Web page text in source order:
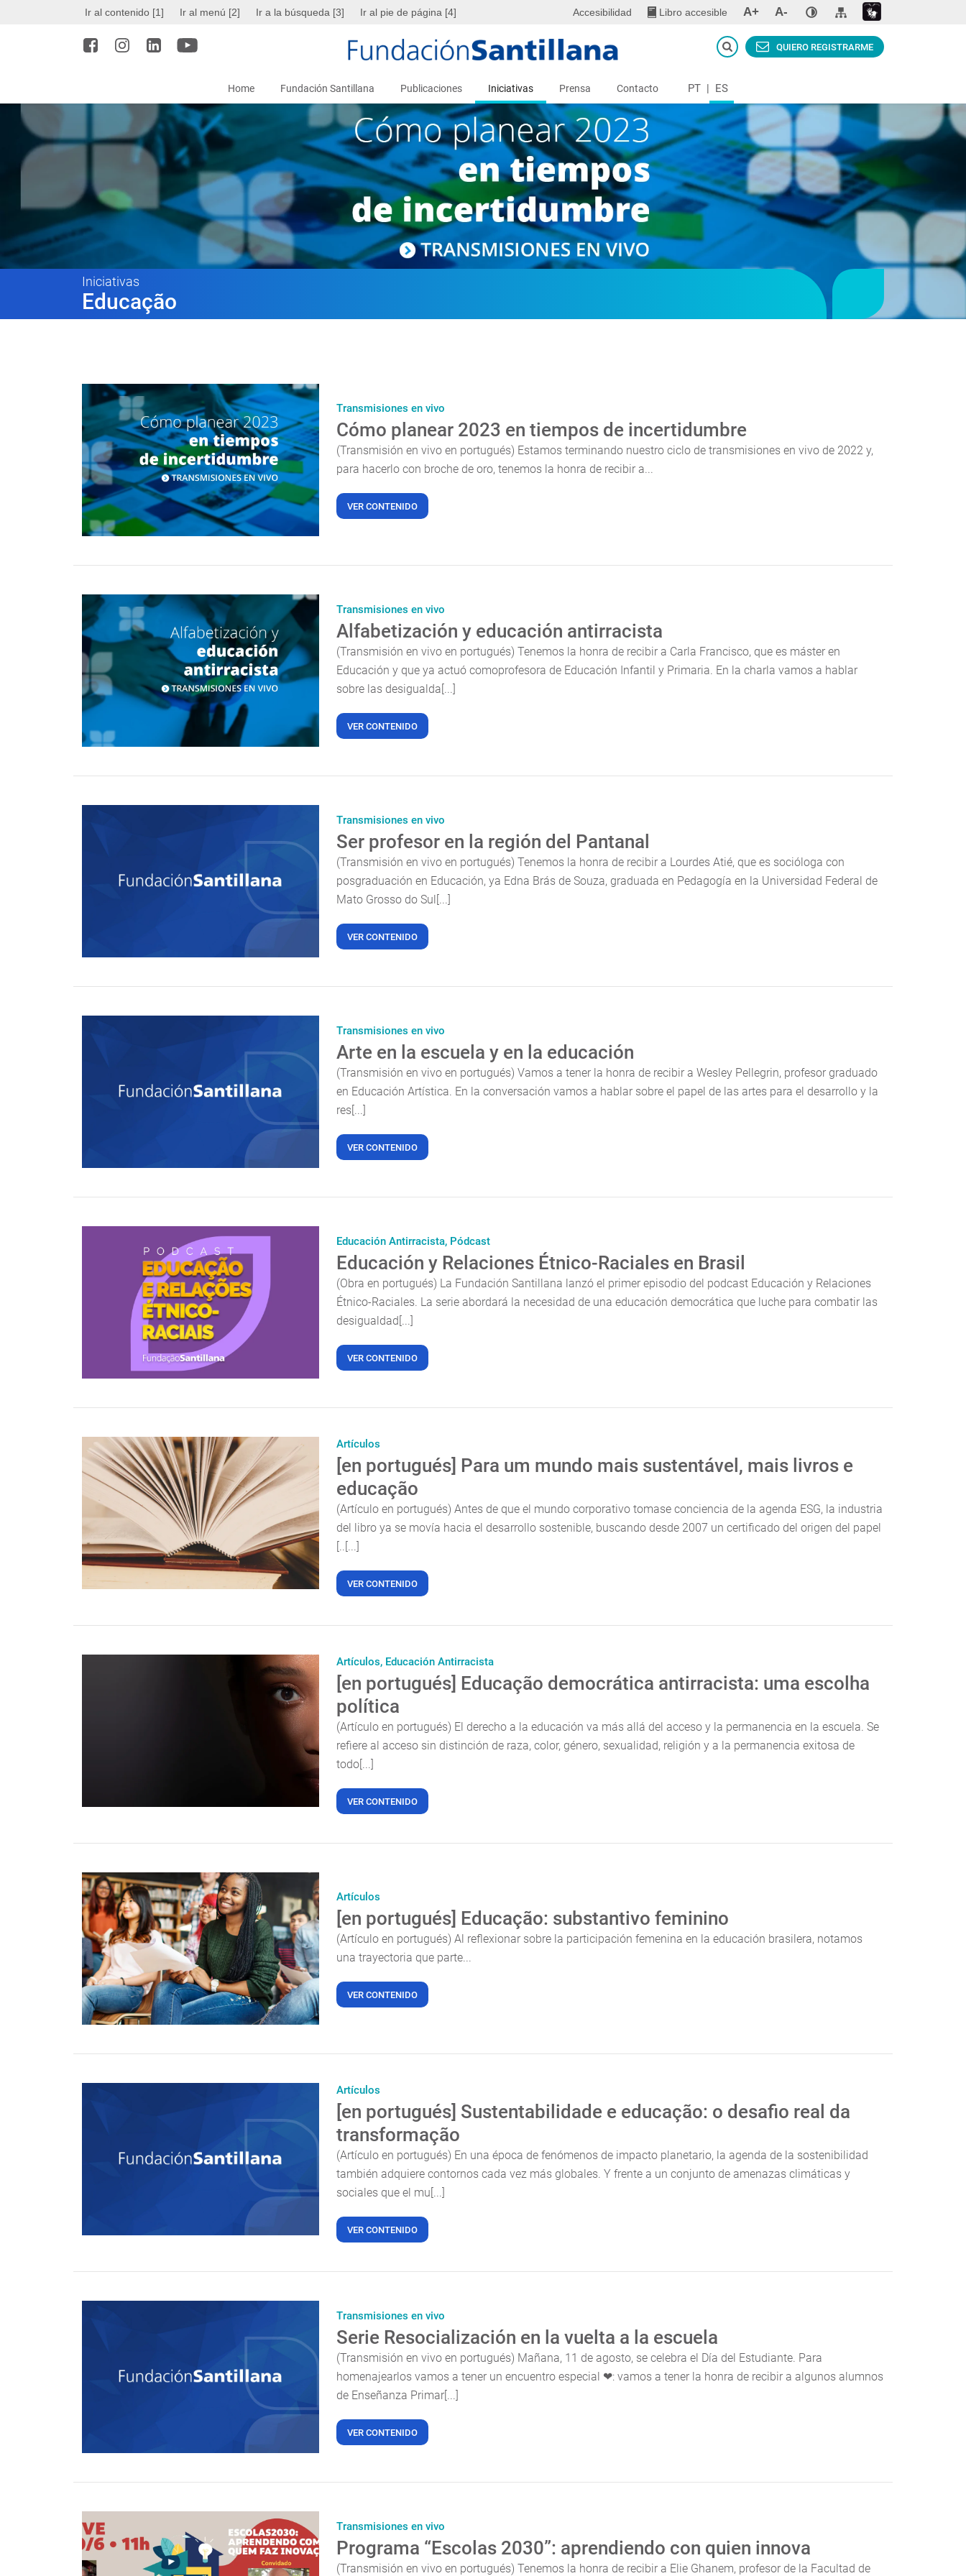
Ir al contenido [1] Ir al menú [2] Ir a la búsqueda [3] Ir al pie de página [4] Accesibilidad Libro accesible A+ A-
Home Fundación Santillana Publicaciones Iniciativas Prensa Contacto PT | ES
QUIERO REGISTRARME
Iniciativas
Educação
Transmisiones en vivo
Cómo planear 2023 en tiempos de incertidumbre
(Transmisión en vivo en portugués) Estamos terminando nuestro ciclo de transmisiones en vivo de 2022 y,
para hacerlo con broche de oro, tenemos la honra de recibir a...
VER CONTENIDO
Transmisiones en vivo
Alfabetización y educación antirracista
(Transmisión en vivo en portugués) Tenemos la honra de recibir a Carla Francisco, que es máster en
Educación y que ya actuó comoprofesora de Educación Infantil y Primaria. En la charla vamos a hablar
sobre las desigualda[...]
VER CONTENIDO
Transmisiones en vivo
Ser profesor en la región del Pantanal
(Transmisión en vivo en portugués) Tenemos la honra de recibir a Lourdes Atié, que es socióloga con
posgraduación en Educación, ya Edna Brás de Souza, graduada en Pedagogía en la Universidad Federal de
Mato Grosso do Sul[...]
VER CONTENIDO
Transmisiones en vivo
Arte en la escuela y en la educación
(Transmisión en vivo en portugués) Vamos a tener la honra de recibir a Wesley Pellegrin, profesor graduado
en Educación Artística. En la conversación vamos a hablar sobre el papel de las artes para el desarrollo y la
res[...]
VER CONTENIDO
Educación Antirracista, Pódcast
Educación y Relaciones Étnico-Raciales en Brasil
(Obra en portugués) La Fundación Santillana lanzó el primer episodio del podcast Educación y Relaciones
Étnico-Raciales. La serie abordará la necesidad de una educación democrática que luche para combatir las
desigualdad[...]
VER CONTENIDO
Artículos
[en portugués] Para um mundo mais sustentável, mais livros e
educação
(Artículo en portugués) Antes de que el mundo corporativo tomase conciencia de la agenda ESG, la industria
del libro ya se movía hacia el desarrollo sostenible, buscando desde 2007 un certificado del origen del papel
[..[...]
VER CONTENIDO
Artículos, Educación Antirracista
[en portugués] Educação democrática antirracista: uma escolha
política
(Artículo en portugués) El derecho a la educación va más allá del acceso y la permanencia en la escuela. Se
refiere al acceso sin distinción de raza, color, género, sexualidad, religión y a la permanencia exitosa de
todo[...]
VER CONTENIDO
Artículos
[en portugués] Educação: substantivo feminino
(Artículo en portugués) Al reflexionar sobre la participación femenina en la educación brasilera, notamos
una trayectoria que parte...
VER CONTENIDO
Artículos
[en portugués] Sustentabilidade e educação: o desafio real da
transformação
(Artículo en portugués) En una época de fenómenos de impacto planetario, la agenda de la sostenibilidad
también adquiere contornos cada vez más globales. Y frente a un conjunto de amenazas climáticas y
sociales que el mu[...]
VER CONTENIDO
Transmisiones en vivo
Serie Resocialización en la vuelta a la escuela
(Transmisión en vivo en portugués) Mañana, 11 de agosto, se celebra el Día del Estudiante. Para
homenajearlos vamos a tener un encuentro especial ❤: vamos a tener la honra de recibir a algunos alumnos
de Enseñanza Primar[...]
VER CONTENIDO
Transmisiones en vivo
Programa “Escolas 2030”: aprendiendo con quien innova
(Transmisión en vivo en portugués) Tenemos la honra de recibir a Elie Ghanem, profesor de la Facultad de